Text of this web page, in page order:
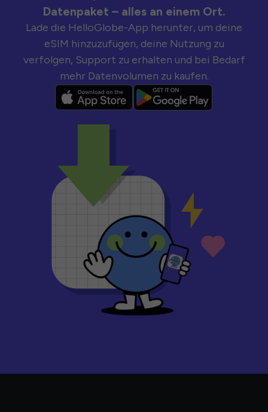
Datenpaket – alles an einem Ort.
Lade die HelloGlobe-App herunter, um deine
eSIM hinzuzufügen, deine Nutzung zu
verfolgen, Support zu erhalten und bei Bedarf
mehr Datenvolumen zu kaufen.